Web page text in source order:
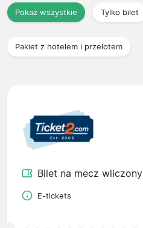
Pokaż wszystkie Tylko bilet
Pakiet z hotelem i przelotem
Bilet na mecz wliczony
E-tickets